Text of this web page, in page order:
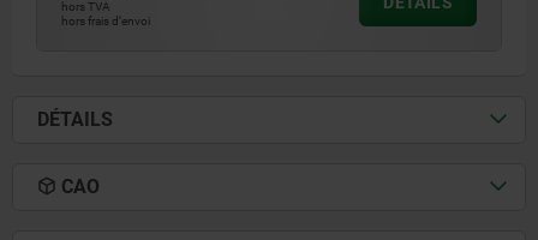
hors TVA
hors frais d’envoi
DÉTAILS
CAO